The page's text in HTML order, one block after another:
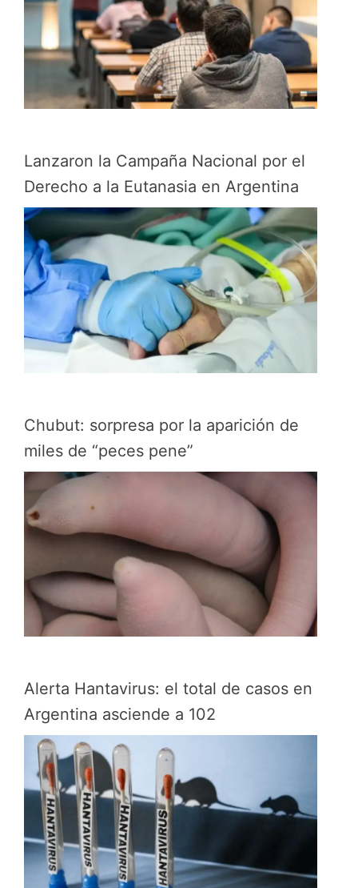
Lanzaron la Campaña Nacional por el
Derecho a la Eutanasia en Argentina
Chubut: sorpresa por la aparición de
miles de “peces pene”
Alerta Hantavirus: el total de casos en
Argentina asciende a 102